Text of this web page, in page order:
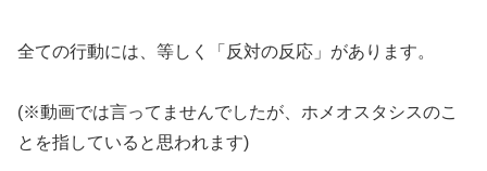
全ての行動には、等しく「反対の反応」があります。
(※動画では言ってませんでしたが、ホメオスタシスのこ
とを指していると思われます)